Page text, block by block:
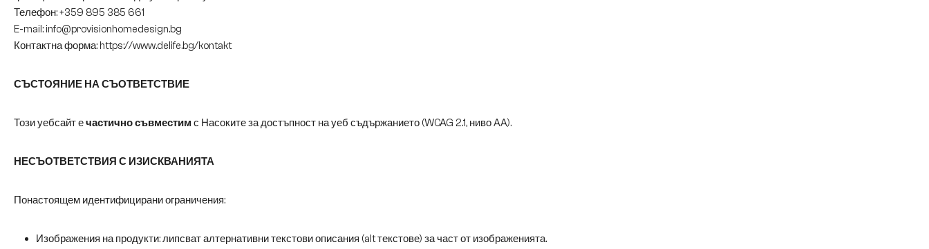
Телефон: +359 895 385 661
E-mail: info@provisionhomedesign.bg
Контактна форма: https://www.delife.bg/kontakt
СЪСТОЯНИЕ НА СЪОТВЕТСТВИЕ
Този уебсайт ечастично съвместим с Насоките за достъпност на уеб съдържанието (WCAG 2.1, ниво AA).
НЕСЪОТВЕТСТВИЯ С ИЗИСКВАНИЯТА
Понастоящем идентифицирани ограничения:
Изображения на продукти: липсват алтернативни текстови описания (alt текстове) за част от изображенията.